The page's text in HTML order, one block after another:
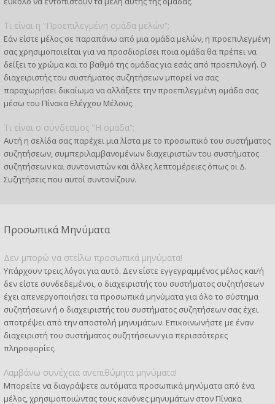
Τι είναι η “Προεπιλεγμένη ομάδα μελών”;
Εάν είστε μέλος σε παραπάνω από μια ομάδα μελών, η προεπιλεγμένη
σας χρησιμοποιείται για να προσδιορίσει ποια ομάδα θα πρέπει να
δείξει το χρώμα και το βαθμό της ομάδας για εσάς από προεπιλογή. Ο
διαχειριστής του συστήματος συζητήσεων μπορεί να σας
παραχωρήσει δικαίωμα να αλλάξετε την προεπιλεγμένη ομάδα σας
μέσω του Πίνακα Ελέγχου Μέλους.
Τι είναι ο σύνδεσμος "Η ομάδα”;
Αυτή η σελίδα σας παρέχει μια λίστα με το προσωπικό του συστήματος
συζητήσεων, συμπεριλαμβανομένων διαχειριστών του συστήματος
συζητήσεων και συντονιστών και άλλες λεπτομέρειες όπως οι Δ.
Συζητήσεις που αυτοί συντονίζουν.
Προσωπικά Μηνύματα
Δεν μπορώ να στείλω προσωπικά μηνύματα!
Υπάρχουν τρεις λόγοι για αυτό. Δεν είστε εγγεγραμμένος μέλος και/ή
δεν είστε συνδεδεμένοι, ο διαχειριστής του συστήματος συζητήσεων
έχει απενεργοποιήσει τα προσωπικά μηνύματα για όλο το σύστημα
συζητήσεων ή ο διαχειριστής του συστήματος συζητήσεων σας έχει
αποτρέψει από την αποστολή μηνυμάτων. Επικοινωνήστε με έναν
διαχειριστή του συστήματος συζητήσεων για περισσότερες
πληροφορίες.
Λαμβάνω συνέχεια ανεπιθύμητα μηνύματα!
Μπορείτε να διαγράψετε αυτόματα προσωπικά μηνύματα από ένα
μέλος, χρησιμοποιώντας τους κανόνες μηνυμάτων στον Πίνακα